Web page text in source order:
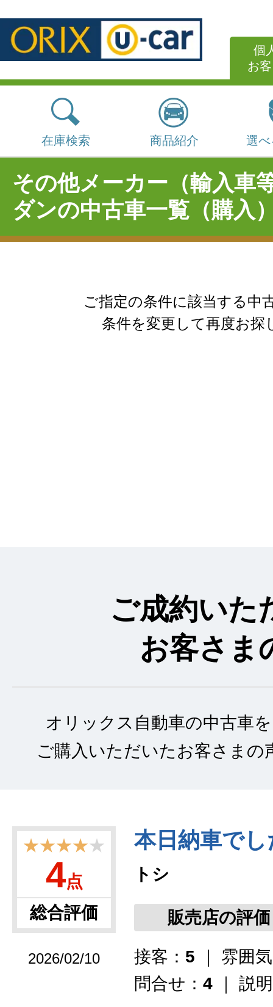
個
お
在庫検索 商品紹介 選
その他メーカー（輸入車
ダンの中古車一覧（購入
ご指定の条件に該当する中
条件を変更して再度お探
ご成約いた
お客さま
オリックス自動車の中古車
ご購入いただいたお客さまの
★★★★★
4点
総合評価
2026/02/10
本日納車でし
トシ
販売店の評価
接客： 5 ｜ 雰囲
問合せ： 4 ｜ 説